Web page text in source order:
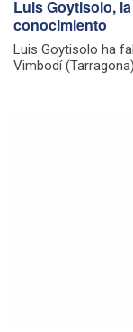
Luis Goytisolo,
conocimiento
Luis Goytisolo ha
Vimbodí